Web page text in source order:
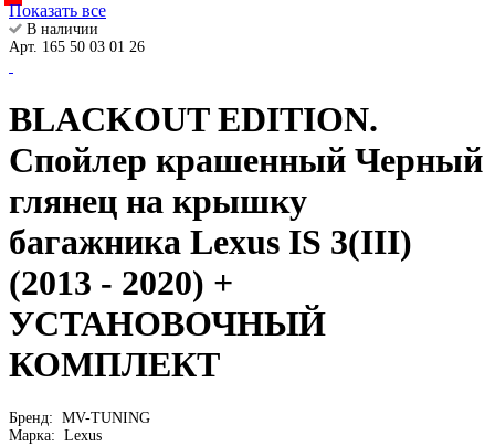
Показать все
В наличии
Арт. 165 50 03 01 26
BLACKOUT EDITION.
Спойлер крашенный Черный
глянец на крышку
багажника Lexus IS 3(III)
(2013 - 2020) +
УСТАНОВОЧНЫЙ
КОМПЛЕКТ
Бренд: MV-TUNING
Марка: Lexus